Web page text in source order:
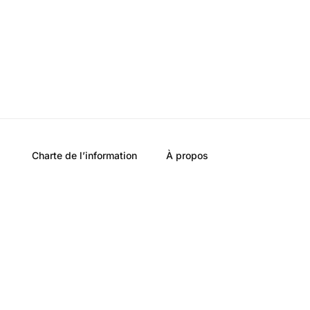
Charte de l’information À propos